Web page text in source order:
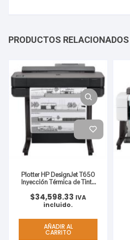
PRODUCTOS RELACIONADOS
Plotter HP DesignJet T650
Inyección Térmica de Tinta
2400×1200 dpi
$34,598.33 IVA
incluido.
AÑADIR AL
CARRITO